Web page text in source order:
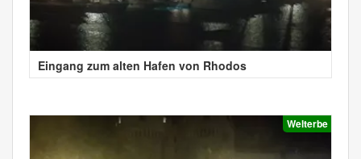
Eingang zum alten Hafen von Rhodos
Welterbe